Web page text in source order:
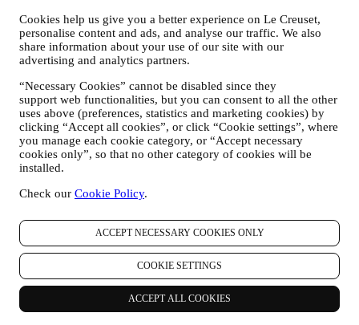
Cookies help us give you a better experience on Le Creuset,
personalise content and ads, and analyse our traffic. We also
share information about your use of our site with our
advertising and analytics partners.
“Necessary Cookies” cannot be disabled since they
support web functionalities, but you can consent to all the other
uses above (preferences, statistics and marketing cookies) by
clicking “Accept all cookies”, or click “Cookie settings”, where
you manage each cookie category, or “Accept necessary
cookies only”, so that no other category of cookies will be
installed.
Check our Cookie Policy.
ACCEPT NECESSARY COOKIES ONLY
COOKIE SETTINGS
ACCEPT ALL COOKIES
ondersteuning te bieden en informatie over onze producten te
sturen. Dit kanaal is niet gericht op de verkoop van onze
producten. Er worden geen creditcardgegevens of andere
gevoelige informatie gevraagd via WhatsApp. U kunt meer te
WhatsApp voor de internationale overdracht van uw
gegevens op https://www.whatsapp.com/legal/privacy-policy-
eea. U kunt uw rechten inzake gegevensbescherming
uitoefenen, waaronder het herroepen/uitschrijven en het
wissen van de gegevens, door contact op te nemen met uw
winkel of via
Het bewaren van gegevens door WhatsApp
zal dergelijke informatie na 1 (één) jaar vverwijderen.
4. HOE WORDEN UW GEGEVENS BESCHERMD?
- Wij hechten veel belang aan de beveiliging van de
gegevens van onze gebruikers. Le Creuset zal redelijke stappen
ondernemen om ervoor te zorgen dat uw gegevens veilig worden
bewaard, alleen worden gebruikt voor de doeleinden die in deze
privacyverklaring worden beschreven (en niet voor andere
doeleinden), en dat ze op uw verzoek kunnen worden ingezien of